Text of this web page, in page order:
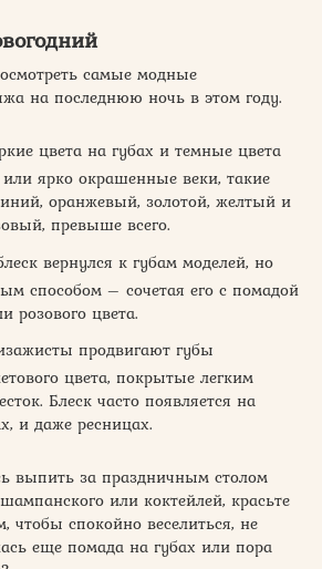
самые модные
на последнюю ночь в этом году.
цвета на губах и темные цвета
или ярко окрашенные веки, такие
оранжевый, золотой, желтый и
превыше всего.
вернулся к губам моделей, но
способом – сочетая его с помадой
розового цвета.
продвигают губы
цвета, покрытые легким
Блеск часто появляется на
и даже ресницах.
выпить за праздничным столом
или коктейлей, красьте
чтобы спокойно веселиться, не
еще помада на губах или пора